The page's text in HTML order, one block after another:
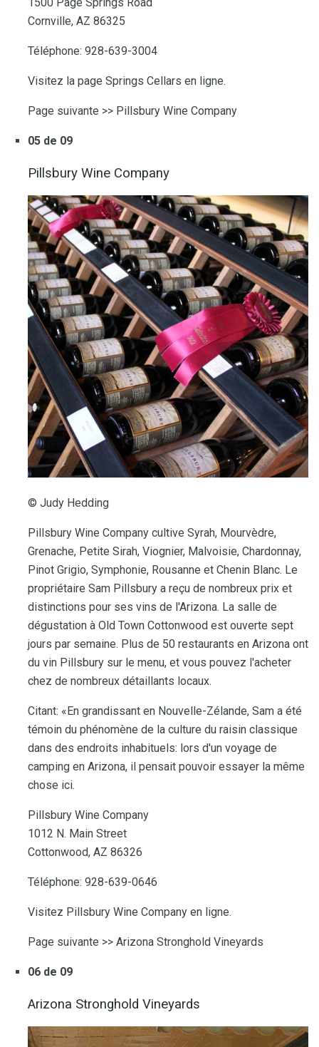
Cornville, AZ 86325
Téléphone: 928-639-3004
Visitez la page Springs Cellars en ligne.
Page suivante >> Pillsbury Wine Company
05 de 09
Pillsbury Wine Company
© Judy Hedding
Pillsbury Wine Company cultive Syrah, Mourvèdre,
Grenache, Petite Sirah, Viognier, Malvoisie, Chardonnay,
Pinot Grigio, Symphonie, Rousanne et Chenin Blanc. Le
propriétaire Sam Pillsbury a reçu de nombreux prix et
distinctions pour ses vins de l'Arizona. La salle de
dégustation à Old Town Cottonwood est ouverte sept
jours par semaine. Plus de 50 restaurants en Arizona ont
du vin Pillsbury sur le menu, et vous pouvez l'acheter
chez de nombreux détaillants locaux.
Citant: «En grandissant en Nouvelle-Zélande, Sam a été
témoin du phénomène de la culture du raisin classique
dans des endroits inhabituels: lors d'un voyage de
camping en Arizona, il pensait pouvoir essayer la même
chose ici.
Pillsbury Wine Company
1012 N. Main Street
Cottonwood, AZ 86326
Téléphone: 928-639-0646
Visitez Pillsbury Wine Company en ligne.
Page suivante >> Arizona Stronghold Vineyards
06 de 09
Arizona Stronghold Vineyards